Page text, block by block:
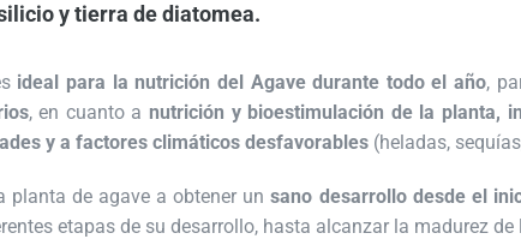
y tierra de diatomea.
ideal para la nutrición del Agave durante todo el año,
, en cuanto a nutrición y bioestimulación de la planta,
y a factores climáticos desfavorables (heladas,
planta de agave a obtener unsano desarrollo desde el
etapas de su desarrollo, hasta alcanzar la madurez